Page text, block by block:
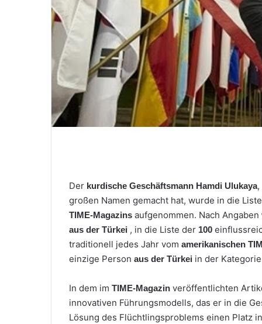
l
Der kurdische Geschäftsmann Hamdi Ulukaya,
großen Namen gemacht hat, wurde in die
TIME-Magazins aufgenommen. Nach Angaben
aus der Türkei , in die Liste der 100
traditionell jedes Jahr vom amerikanischen
einzige Person aus der Türkei in der Kategorie
In dem im TIME-Magazin veröffentlichten
innovativen Führungsmodells, das er in die
Lösung des Flüchtlingsproblems einen Platz